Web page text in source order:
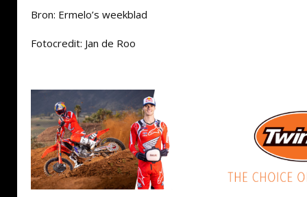
Bron: Ermelo’s weekblad
Fotocredit: Jan de Roo